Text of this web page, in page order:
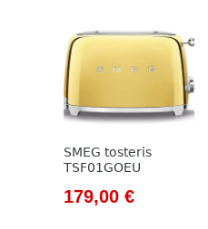
SMEG tosteris
TSF01GOEU
Original
179,00 €Current